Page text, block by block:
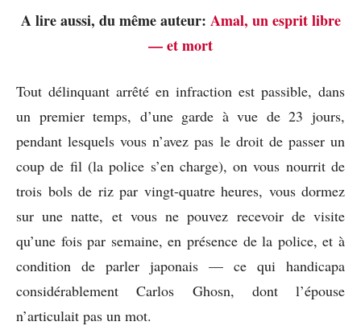
A lire aussi, du même auteur: Amal, un esprit libre
— et mort
Tout délinquant arrêté en infraction est passible, dans
un premier temps, d’une garde à vue de 23 jours,
pendant lesquels vous n’avez pas le droit de passer un
coup de fil (la police s’en charge), on vous nourrit de
trois bols de riz par vingt-quatre heures, vous dormez
sur une natte, et vous ne pouvez recevoir de visite
qu’une fois par semaine, en présence de la police, et à
condition de parler japonais — ce qui handicapa
considérablement Carlos Ghosn, dont l’épouse
n’articulait pas un mot.